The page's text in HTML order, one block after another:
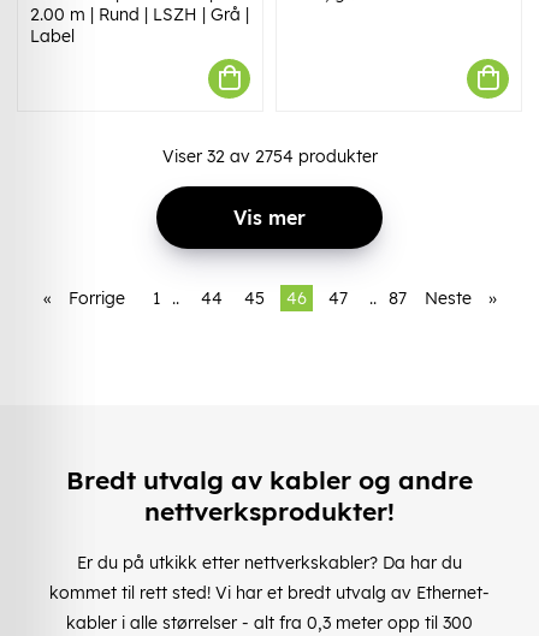
2.00 m | Rund | LSZH | Grå |
Label
Viser 32av 2754 produkter
Vis mer
« Forrige 1 .. 44 45 46 47 .. 87 Neste »
Bredt utvalg av kabler og andre
nettverksprodukter!
Er du på utkikk etter nettverkskabler? Da har du
kommet til rett sted! Vi har et bredt utvalg av Ethernet-
kabler i alle størrelser - alt fra 0,3 meter opp til 300